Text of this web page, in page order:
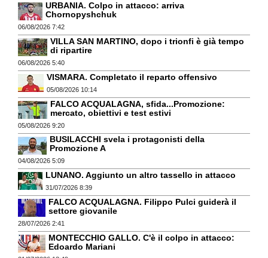
URBANIA. Colpo in attacco: arriva
Chornopyshchuk
06/08/2026 7:42
VILLA SAN MARTINO, dopo i trionfi è già tempo
di ripartire
06/08/2026 5:40
VISMARA. Completato il reparto offensivo
05/08/2026 10:14
FALCO ACQUALAGNA, sfida...Promozione:
mercato, obiettivi e test estivi
05/08/2026 9:20
BUSILACCHI svela i protagonisti della
Promozione A
04/08/2026 5:09
LUNANO. Aggiunto un altro tassello in attacco
31/07/2026 8:39
FALCO ACQUALAGNA. Filippo Pulci guiderà il
settore giovanile
28/07/2026 2:41
MONTECCHIO GALLO. C'è il colpo in attacco:
Edoardo Mariani